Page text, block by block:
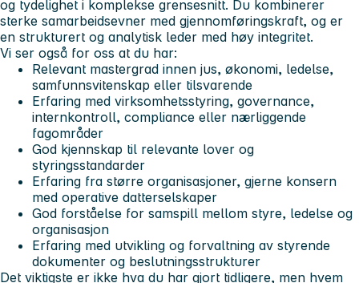
og tydelighet i komplekse grensesnitt. Du kombinerer
sterke samarbeidsevner med gjennomføringskraft, og er
en strukturert og analytisk leder med høy integritet.
Vi ser også for oss at du har:
Relevant mastergrad innen jus, økonomi, ledelse,
samfunnsvitenskap eller tilsvarende
Erfaring med virksomhetsstyring, governance,
internkontroll, compliance eller nærliggende
fagområder
God kjennskap til relevante lover og
styringsstandarder
Erfaring fra større organisasjoner, gjerne konsern
med operative datterselskaper
God forståelse for samspill mellom styre, ledelse og
organisasjon
Erfaring med utvikling og forvaltning av styrende
dokumenter og beslutningsstrukturer
Det viktigste er ikke hva du har gjort tidligere, men hvem